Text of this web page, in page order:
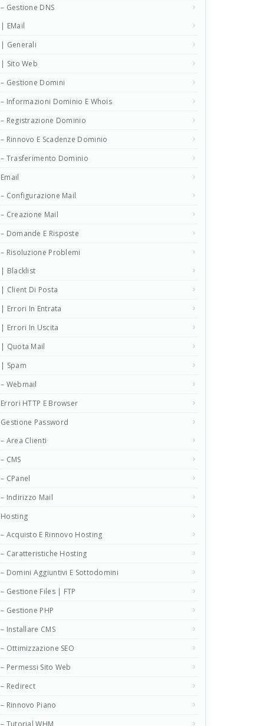
– Gestione DNS
| EMail
| Generali
| Sito Web
– Gestione Domini
– Informazioni Dominio E Whois
– Registrazione Dominio
– Rinnovo E Scadenze Dominio
– Trasferimento Dominio
Email
– Configurazione Mail
– Creazione Mail
– Domande E Risposte
– Risoluzione Problemi
| Blacklist
| Client Di Posta
| Errori In Entrata
| Errori In Uscita
| Quota Mail
| Spam
– Webmail
Errori HTTP E Browser
Gestione Password
– Area Clienti
– CMS
– CPanel
– Indirizzo Mail
Hosting
– Acquisto E Rinnovo Hosting
– Caratteristiche Hosting
– Domini Aggiuntivi E Sottodomini
– Gestione Files | FTP
– Gestione PHP
– Installare CMS
– Ottimizzazione SEO
– Permessi Sito Web
– Redirect
– Rinnovo Piano
– Tutorial WHM